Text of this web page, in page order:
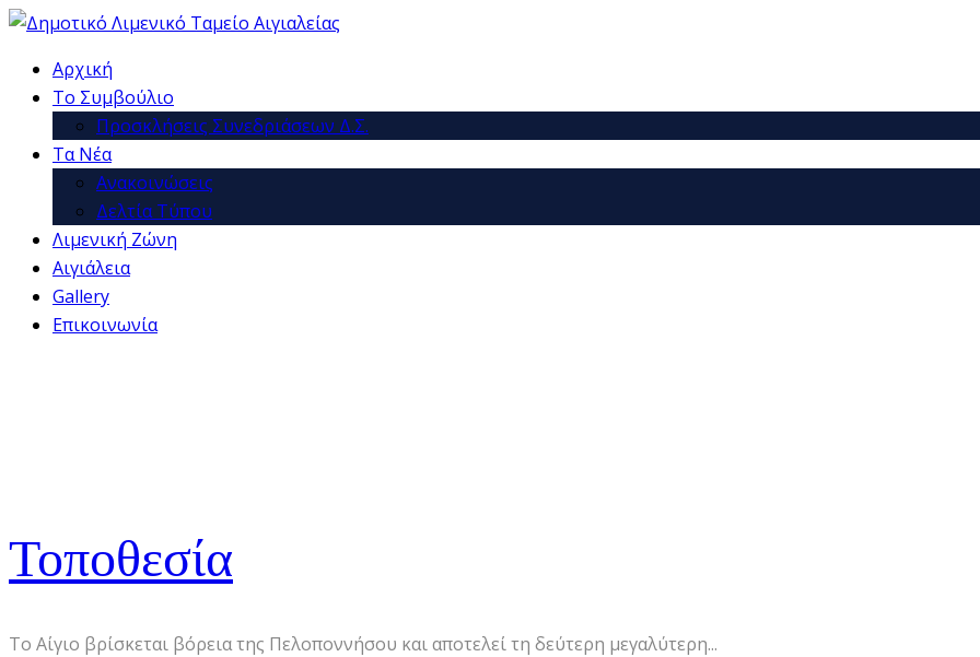
Αρχική
Το Συμβούλιο
Προσκλήσεις Συνεδριάσεων Δ.Σ.
Τα Νέα
Ανακοινώσεις
Δελτία Τύπου
Λιμενική Ζώνη
Αιγιάλεια
Gallery
Επικοινωνία
Τοποθεσία
Το Αίγιο βρίσκεται βόρεια της Πελοποννήσου και αποτελεί τη δεύτερη μεγαλύτερη...